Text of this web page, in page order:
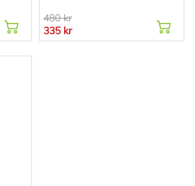
480 kr
335 kr